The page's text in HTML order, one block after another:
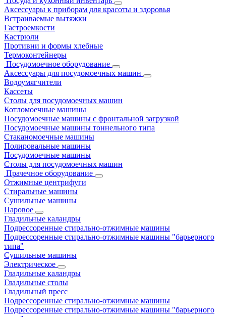
Аксессуары к приборам для красоты и здоровья
Встраиваемые вытяжки
Гастроемкости
Кастрюли
Противни и формы хлебные
Термоконтейнеры
Посудомоечное оборудование
Аксессуары для посудомоечных машин
Водоумягчители
Кассеты
Столы для посудомоечных машин
Котломоечные машины
Посудомоечные машины с фронтальной загрузкой
Посудомоечные машины тоннельного типа
Стаканомоечные машины
Полировальные машины
Посудомоечные машины
Столы для посудомоечных машин
Прачечное оборудование
Отжимные центрифуги
Стиральные машины
Сушильные машины
Паровое
Гладильные каландры
Подрессоренные стирально-отжимные машины
Подрессоренные стирально-отжимные машины "барьерного
типа"
Сушильные машины
Электрическое
Гладильные каландры
Гладильные столы
Гладильный пресс
Подрессоренные стирально-отжимные машины
Подрессоренные стирально-отжимные машины "барьерного